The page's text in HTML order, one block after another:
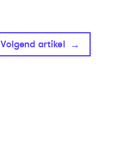
Volgend artikel